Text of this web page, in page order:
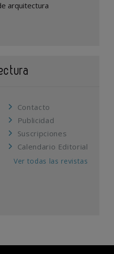
arquitectura
Contacto
Publicidad
Suscripciones
Calendario Editorial
Ver todas las revistas